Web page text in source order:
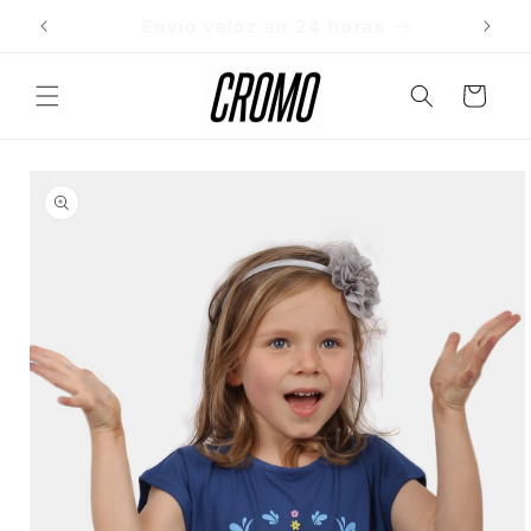
directamente
Carrito
información